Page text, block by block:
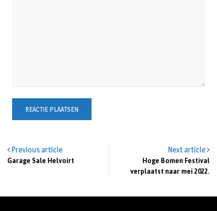
Previous article
Garage Sale Helvoirt
Next article
Hoge Bomen Festival
verplaatst naar mei 2022.